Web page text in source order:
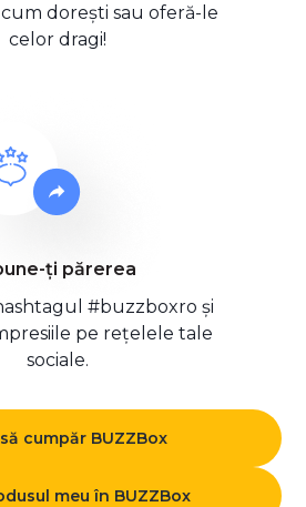
dorești sau oferă-le
celor dragi!
ți părerea
#buzzboxro și
pe rețelele tale
sociale.
cumpăr BUZZBox
meu în BUZZBox